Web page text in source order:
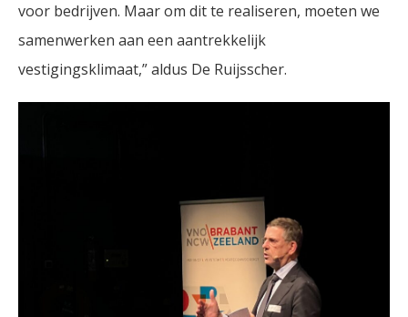
voor bedrijven. Maar om dit te realiseren, moeten we
samenwerken aan een aantrekkelijk
vestigingsklimaat,” aldus De Ruijsscher.